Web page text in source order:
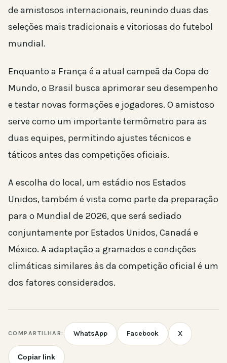
de amistosos internacionais, reunindo duas das
seleções mais tradicionais e vitoriosas do futebol
mundial.
Enquanto a França é a atual campeã da Copa do
Mundo, o Brasil busca aprimorar seu desempenho
e testar novas formações e jogadores. O amistoso
serve como um importante termômetro para as
duas equipes, permitindo ajustes técnicos e
táticos antes das competições oficiais.
A escolha do local, um estádio nos Estados
Unidos, também é vista como parte da preparação
para o Mundial de 2026, que será sediado
conjuntamente por Estados Unidos, Canadá e
México. A adaptação a gramados e condições
climáticas similares às da competição oficial é um
dos fatores considerados.
COMPARTILHAR: WhatsApp Facebook X
Copiar link